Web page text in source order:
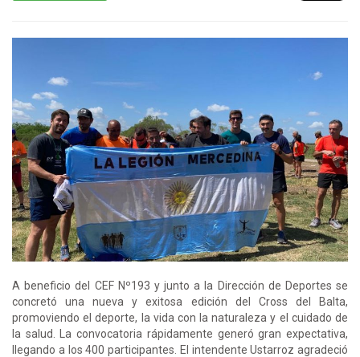
A beneficio del CEF Nº193 y junto a la Dirección de Deportes se
concretó una nueva y exitosa edición del Cross del Balta,
promoviendo el deporte, la vida con la naturaleza y el cuidado de
la salud. La convocatoria rápidamente generó gran expectativa,
llegando a los 400 participantes. El intendente Ustarroz agradeció